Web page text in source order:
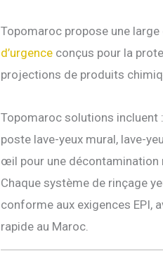
Topomaroc propose une
d’urgence conçus pour la
projections de produits
Topomaroc solutions incluent
poste lave-yeux mural, lave-
œil pour une décontamination
Chaque système de rinçage
conforme aux exigences EPI,
rapide au Maroc.